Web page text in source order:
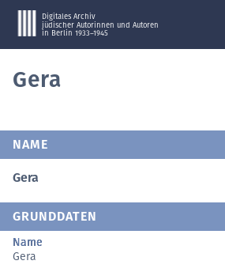
Digitales Archiv
jüdischer Autorinnen und Autoren
in Berlin 1933–1945
Gera
NAME
Gera
GRUNDDATEN
Name
Gera